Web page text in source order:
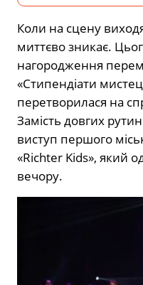
Коли на сцену
миттєво зникає.
нагородження
«Стипендіати
перетворилася на
Замість довгих
виступ першого
«Richter Kids», який
вечору.